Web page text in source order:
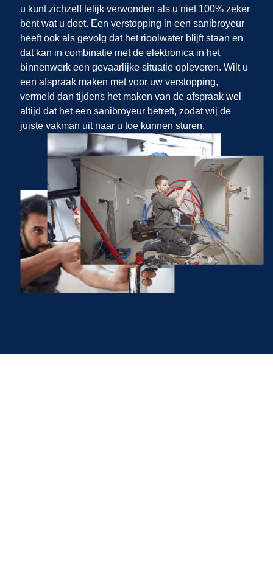
u kunt zichzelf lelijk verwonden als u niet 100% zeker
bent wat u doet. Een verstopping in een sanibroyeur
heeft ook als gevolg dat het rioolwater blijft staan en
dat kan in combinatie met de elektronica in het
binnenwerk een gevaarlijke situatie opleveren. Wilt u
een afspraak maken metvoor uw verstopping,
vermeld dan tijdens het maken van de afspraak wel
altijd dat het een sanibroyeur betreft, zodat wij de
juiste vakman uit naar u toe kunnen sturen.